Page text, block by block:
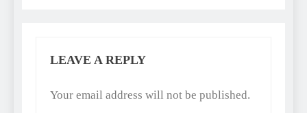
LEAVE A REPLY
Your email address will not be published.
Alternative: